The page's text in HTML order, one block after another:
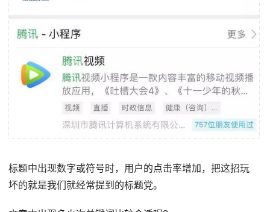
标题中出现数字或符号时，用户的点击率增加，把这招玩
坏的就是我们就经常提到的标题党。